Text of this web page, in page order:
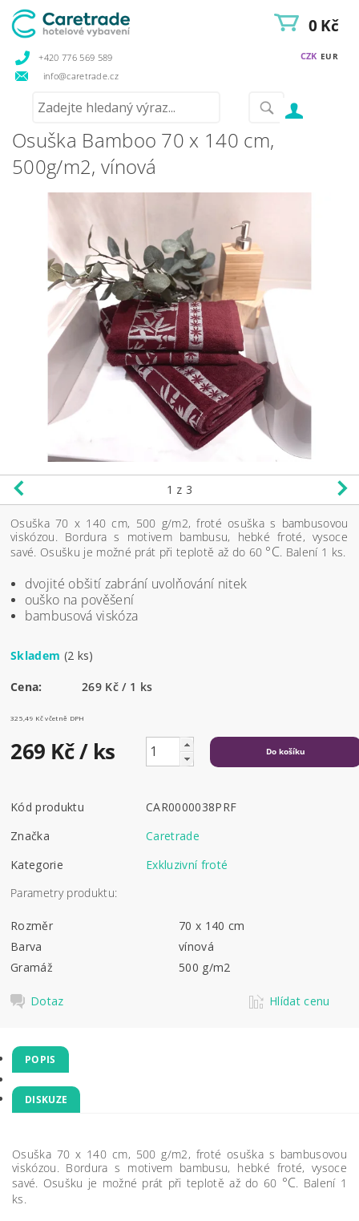
+420 776 569 589
info@caretrade.cz
CZK EUR
0 Kč
Osuška Bamboo 70 x 140 cm,
500g/m2, vínová
1 z 3
Osuška 70 x 140 cm, 500 g/m2, froté osuška s bambusovou
viskózou. Bordura s motivem bambusu, hebké froté, vysoce
savé. Osušku je možné prát při teplotě až do 60 °C . Balení 1 ks.
dvojité obšití zabrání uvolňování nitek
ouško na pověšení
bambusová viskóza
Skladem (2 ks)
Cena: 269 Kč / 1 ks
325,49 Kč včetně DPH
269 Kč/ ks
Kód produktu
CAR0000038PRF
Značka
Caretrade
Kategorie
Exkluzivní froté
Parametry produktu:
Rozměr
70 x 140 cm
Barva
vínová
Gramáž
500 g/m2
Dotaz Hlídat cenu
POPIS
DISKUZE
Osuška 70 x 140 cm, 500 g/m2, froté osuška s bambusovou
viskózou. Bordura s motivem bambusu, hebké froté, vysoce
savé. Osušku je možné prát při teplotě až do 60 °C. Balení 1
ks.